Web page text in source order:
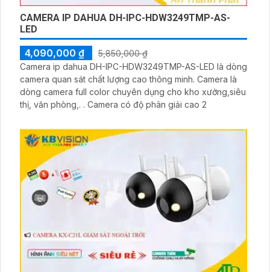
CAMERA IP DAHUA DH-IPC-HDW3249TMP-AS-
LED
4,090,000 ₫
5,850,000 ₫
Camera ip dahua DH-IPC-HDW3249TMP-AS-LED là dòng
camera quan sát chất lượng cao thông minh. Camera là
dòng camera full color chuyên dụng cho kho xưởng,siêu
thị, văn phòng,. . Camera có độ phân giải cao 2